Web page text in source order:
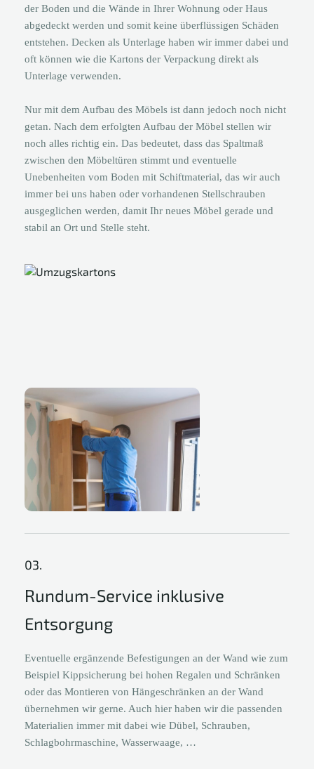
der Boden und die Wände in Ihrer Wohnung oder Haus
abgedeckt werden und somit keine überflüssigen Schäden
entstehen. Decken als Unterlage haben wir immer dabei und
oft können wie die Kartons der Verpackung direkt als
Unterlage verwenden.
Nur mit dem Aufbau des Möbels ist dann jedoch noch nicht
getan. Nach dem erfolgten Aufbau der Möbel stellen wir
noch alles richtig ein. Das bedeutet, dass das Spaltmaß
zwischen den Möbeltüren stimmt und eventuelle
Unebenheiten vom Boden mit Schiftmaterial, das wir auch
immer bei uns haben oder vorhandenen Stellschrauben
ausgeglichen werden, damit Ihr neues Möbel gerade und
stabil an Ort und Stelle steht.
03.
Rundum-Service inklusive
Entsorgung
Eventuelle ergänzende Befestigungen an der Wand wie zum
Beispiel Kippsicherung bei hohen Regalen und Schränken
oder das Montieren von Hängeschränken an der Wand
übernehmen wir gerne. Auch hier haben wir die passenden
Materialien immer mit dabei wie Dübel, Schrauben,
Schlagbohrmaschine, Wasserwaage, …